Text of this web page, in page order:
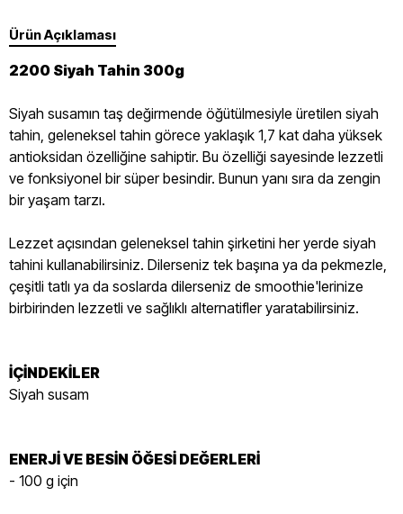
Ürün Açıklaması
2200 Siyah Tahin 300g
Siyah susamın taş değirmende öğütülmesiyle üretilen siyah
tahin, geleneksel tahin görece yaklaşık 1,7 kat daha yüksek
antioksidan özelliğine sahiptir. Bu özelliği sayesinde lezzetli
ve fonksiyonel bir süper besindir. Bunun yanı sıra da zengin
bir yaşam tarzı.
Lezzet açısından geleneksel tahin şirketini her yerde siyah
tahini kullanabilirsiniz. Dilerseniz tek başına ya da pekmezle,
çeşitli tatlı ya da soslarda dilerseniz de smoothie'lerinize
birbirinden lezzetli ve sağlıklı alternatifler yaratabilirsiniz.
İÇİNDEKİLER
Siyah susam
ENERJİ VE BESİN ÖĞESİ DEĞERLERİ
- 100 g için